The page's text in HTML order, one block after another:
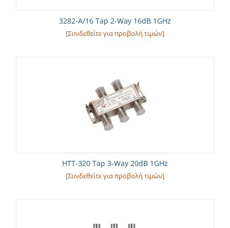
3282-A/16 Tap 2-Way 16dB 1GHz
[Συνδεθείτε για προβολή τιμών]
HTT-320 Tap 3-Way 20dB 1GHz
[Συνδεθείτε για προβολή τιμών]